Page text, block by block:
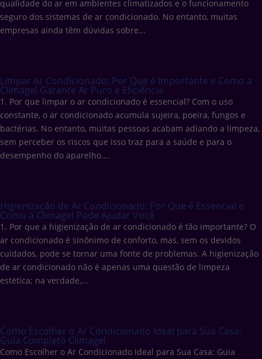
qualidade do ar em ambientes climatizados e o funcionamento
seguro dos sistemas de ar condicionado. No entanto, muitas
empresas ainda têm dúvidas sobre...
Limpar Ar Condicionado: Por Que é Importante e Como a
Climagel Garante Ar Puro e Eficiência
1. Por que limpar o ar condicionado é essencial? Com o uso
constante, o ar condicionado acumula sujeira, poeira, fungos e
bactérias. No entanto, muitas pessoas acabam adiando a limpeza,
sem perceber os riscos que isso traz para a saúde e para o
desempenho do aparelho....
Higienização de Ar Condicionado: Por Que é Essencial e
Como a Climagel Pode Ajudar Você
1. Por que a higienização de ar condicionado é tão importante? O
ar condicionado é sinônimo de conforto, mas, sem os devidos
cuidados, pode se tornar uma fonte de problemas. A higienização
de ar condicionado não é apenas uma questão de limpeza
estética; na verdade,...
Como Escolher o Ar Condicionado Ideal para Sua Casa:
Guia Completo Climagel
Como Escolher o Ar Condicionado Ideal para Sua Casa: Guia